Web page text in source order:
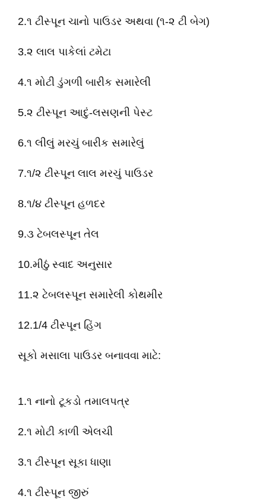
2.૧ ટીસ્પૂન ચાનો પાઉડર અથવા (૧-૨ ટી બેગ)
3.૨ લાલ પાકેલાં ટમેટા
4.૧ મોટી ડુંગળી બારીક સમારેલી
5.૨ ટીસ્પૂન આદું-લસણની પેસ્ટ
6.૧ લીલું મરચું બારીક સમારેલું
7.૧/૨ ટીસ્પૂન લાલ મરચું પાઉડર
8.૧/૪ ટીસ્પૂન હળદર
9.૩ ટેબલસ્પૂન તેલ
10.મીઠું સ્વાદ અનુસાર
11.૨ ટેબલસ્પૂન સમારેલી કોથમીર
12.1/4 ટીસ્પૂન હિંગ
સૂકો મસાલા પાઉડર બનાવવા માટે:
1.૧ નાનો ટૂકડો તમાલપત્ર
2.૧ મોટી કાળી એલચી
3.૧ ટીસ્પૂન સૂકા ધાણા
4.૧ ટીસ્પૂન જીરું